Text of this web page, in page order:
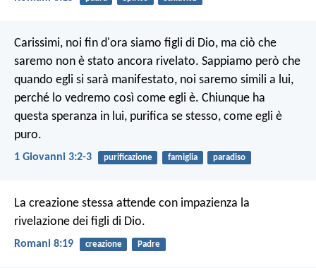
Carissimi, noi fin d'ora siamo figli di Dio, ma ciò che
saremo non è stato ancora rivelato. Sappiamo però che
quando egli si sarà manifestato, noi saremo simili a lui,
perché lo vedremo così come egli è. Chiunque ha
questa speranza in lui, purifica se stesso, come egli è
puro.
1 Giovanni 3:2-3 purificazione famiglia paradiso
La creazione stessa attende con impazienza la
rivelazione dei figli di Dio.
Romani 8:19 creazione Padre